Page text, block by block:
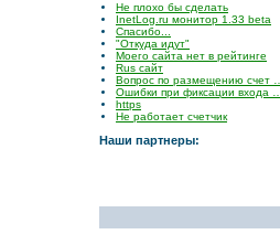
Не плохо бы сделать
InetLog.ru монитор 1.33 beta
Спасибо...
"Откуда идут"
Моего сайта нет в рейтинге
Rus сайт
Вопрос по размещению счет …
Ошибки при фиксации входа …
https
Не работает счетчик
Наши партнеры: